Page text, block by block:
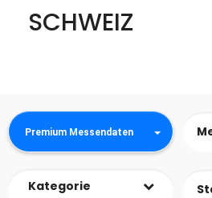
SCHWEIZ
Premium Messendaten
Kategorie